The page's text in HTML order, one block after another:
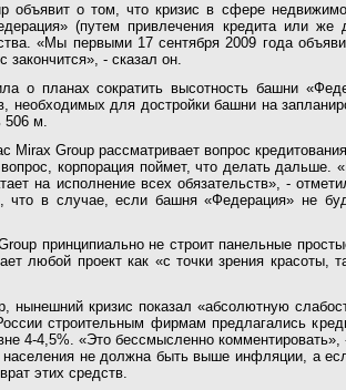
объявит о том, что кризис в сфере
(путем привлечения кредита или же
«Мы первыми 17 сентября 2009 года
- сказал он.
о планах сократить высотность башни
необходимых для достройки башни на
м.
Mirax Group рассматривает вопрос
корпорация поймет, что делать
на исполнение всех обязательств», -
в случае, если башня «Федерация» не
принципиально не строит панельные
любой проект как «с точки зрения
нынешний кризис показал «абсолютную
строительным фирмам предлагались
4-4,5%. «Это бессмысленно
населения не должна быть выше инфляции, а
этих средств.